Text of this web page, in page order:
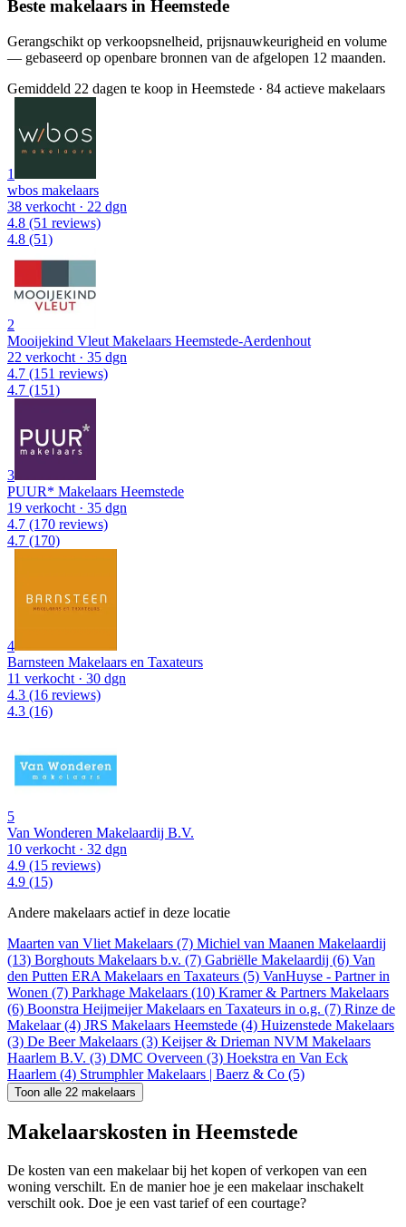
Beste makelaars in Heemstede
Gerangschikt op verkoopsnelheid, prijsnauwkeurigheid en volume
— gebaseerd op openbare bronnen van de afgelopen 12 maanden.
Gemiddeld 22 dagen te koop in Heemstede · 84 actieve makelaars
1
wbos makelaars
38 verkocht · 22 dgn
4.8 (51 reviews)
4.8 (51)
2
Mooijekind Vleut Makelaars Heemstede-Aerdenhout
22 verkocht · 35 dgn
4.7 (151 reviews)
4.7 (151)
3
PUUR* Makelaars Heemstede
19 verkocht · 35 dgn
4.7 (170 reviews)
4.7 (170)
4
Barnsteen Makelaars en Taxateurs
11 verkocht · 30 dgn
4.3 (16 reviews)
4.3 (16)
5
Van Wonderen Makelaardij B.V.
10 verkocht· 32 dgn
4.9 (15 reviews)
4.9 (15)
Andere makelaars actief in deze locatie
Maarten van Vliet Makelaars (7) Michiel van Maanen Makelaardij
(13) Borghouts Makelaars b.v. (7) Gabriëlle Makelaardij (6) Van
den Putten ERA Makelaars en Taxateurs (5) VanHuyse - Partner in
Wonen (7) Parkhage Makelaars (10) Kramer & Partners Makelaars
(6) Boonstra Heijmeijer Makelaars en Taxateurs in o.g. (7) Rinze de
Makelaar (4) JRS Makelaars Heemstede (4) Huizenstede Makelaars
(3) De Beer Makelaars (3) Keijser & Drieman NVM Makelaars
Haarlem B.V. (3) DMC Overveen (3) Hoekstra en Van Eck
Haarlem (4) Strumphler Makelaars | Baerz & Co (5)
Toon alle 22 makelaars
Makelaarskosten in Heemstede
De kosten van een makelaar bij het kopen of verkopen van een
woning verschilt. En de manier hoe je een makelaar inschakelt
verschilt ook. Doe je een vast tarief of een courtage?